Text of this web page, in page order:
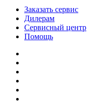
Заказать сервис
Дилерам
Сервисный центр
Помощь